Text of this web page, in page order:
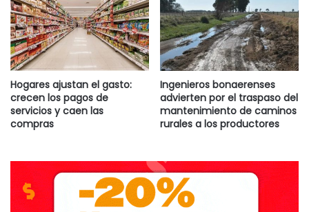
Hogares ajustan el gasto:
crecen los pagos de
servicios y caen las
compras
Ingenieros bonaerenses
advierten por el traspaso del
mantenimiento de caminos
rurales a los productores